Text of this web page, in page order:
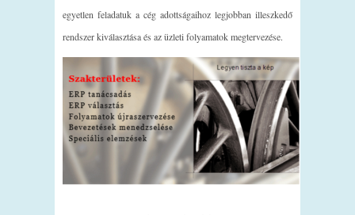
egyetlen feladatuk a cég adottságaihoz legjobban illeszkedő
rendszer kiválasztása és az üzleti folyamatok megtervezése.